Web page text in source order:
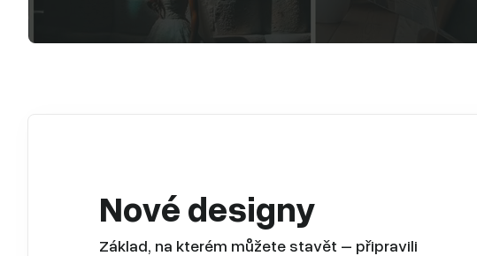
Nové designy
Základ, na kterém můžete stavět – připravili